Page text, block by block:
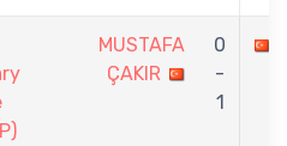
MUSTAFA
ÇAKIR
0
-
1